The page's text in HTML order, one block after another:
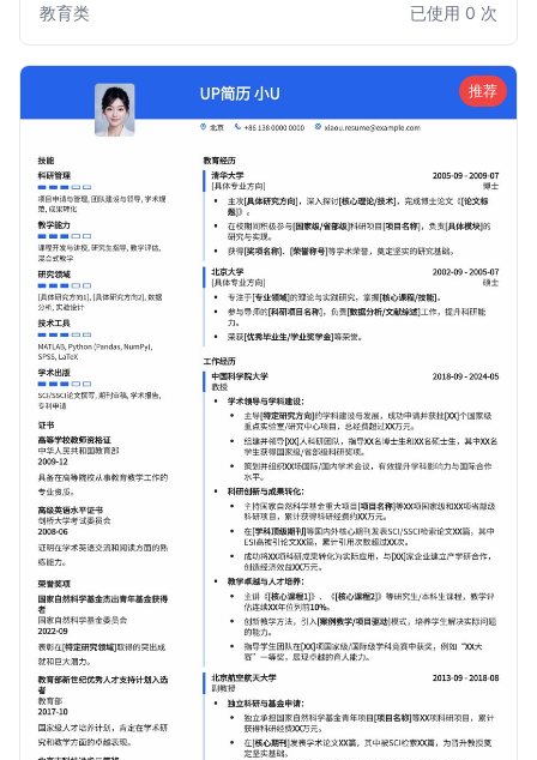
职业发展指导方面的专业能力和丰富经验，助力您在众多应聘
者中脱颖而出，获得心仪的辅导员职位。
教育类 已使用 0 次
推荐